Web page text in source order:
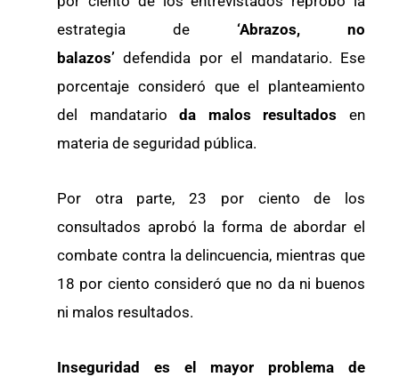
estrategia de ‘Abrazos, no
balazos’ defendida por el mandatario. Ese
porcentaje consideró que el planteamiento
del mandatarioda malos resultados en
materia de seguridad pública.
Por otra parte, 23 por ciento de los
consultados aprobó la forma de abordar el
combate contra la delincuencia, mientras que
18 por ciento consideró que no da ni buenos
ni malos resultados.
Inseguridad es el mayor problema de